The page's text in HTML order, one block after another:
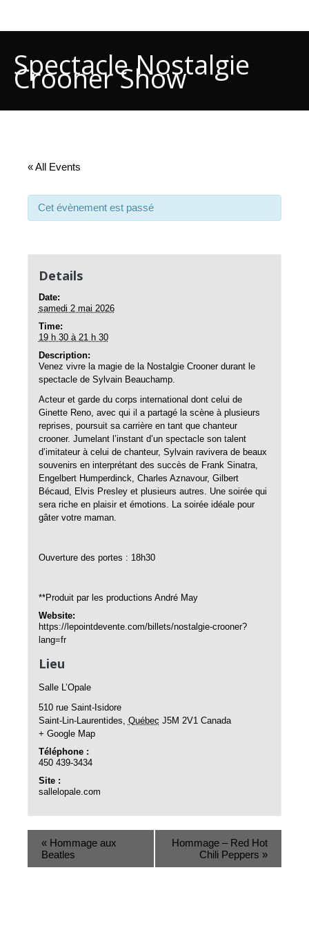
Spectacle Nostalgie
Crooner Show
« All Events
Cet évènement est passé
Details
Date:
samedi 2 mai 2026
Time:
19 h 30 à 21 h 30
Description:
Venez vivre la magie de la Nostalgie Crooner durant le
spectacle de Sylvain Beauchamp.
Acteur et garde du corps international dont celui de
Ginette Reno, avec qui il a partagé la scène à plusieurs
reprises, poursuit sa carrière en tant que chanteur
crooner. Jumelant l’instant d’un spectacle son talent
d’imitateur à celui de chanteur, Sylvain ravivera de beaux
souvenirs en interprétant des succès de Frank Sinatra,
Engelbert Humperdinck, Charles Aznavour, Gilbert
Bécaud, Elvis Presley et plusieurs autres. Une soirée qui
sera riche en plaisir et émotions. La soirée idéale pour
gâter votre maman.
Ouverture des portes : 18h30
**Produit par les productions André May
Website:
https://lepointdevente.com/billets/nostalgie-crooner?
lang=fr
Lieu
Salle L’Opale
510 rue Saint-Isidore
Saint-Lin-Laurentides, Québec J5M 2V1 Canada
+ Google Map
Téléphone :
450 439-3434
Site :
sallelopale.com
Event
Navigation
« Hommage aux
Beatles
Hommage – Red Hot
Chili Peppers »